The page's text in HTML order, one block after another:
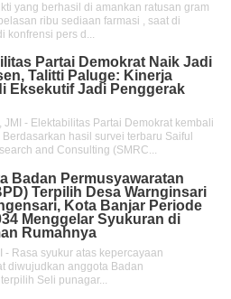
yang berhasil di amankan ratusan gram
ribu sediaan farmasi , saat di
konfrensi pers d...
Partai Demokrat Naik Jadi
Talitti Paluge: Kinerja
Eksekutif Jadi Penggerak
JMI - Elektabilitas Partai Demokrat kembali
Berdasarkan hasil survei terbaru Saiful
and Consulting (SMRC...
Badan Permusyawaratan
Terpilih Desa Warnginsari
Kota Banjar Periode
Menggelar Syukuran di
Rumahnya
- Rasa syukur atas kepercayaan
diwujudkan anggota Badan
Seli punagar...